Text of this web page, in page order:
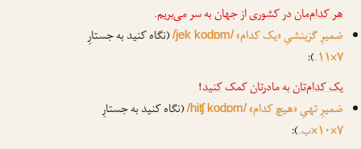
هر کدام‌ماندر کشوری از جهان به سرمی‌بریم.
ضمیرِ گزینشیِ «یک کدام»/jek kodɒm/(نگاه کنید به جستارِ
۷×۱۱.
):
یک کدام‌تانبه مادرتان کمککنید!
ضمیرِ تهیِ «هیچ کدام»/hiʧ kodɒm/(نگاه کنید به جستارِ
۷×۱۰×ب.
):